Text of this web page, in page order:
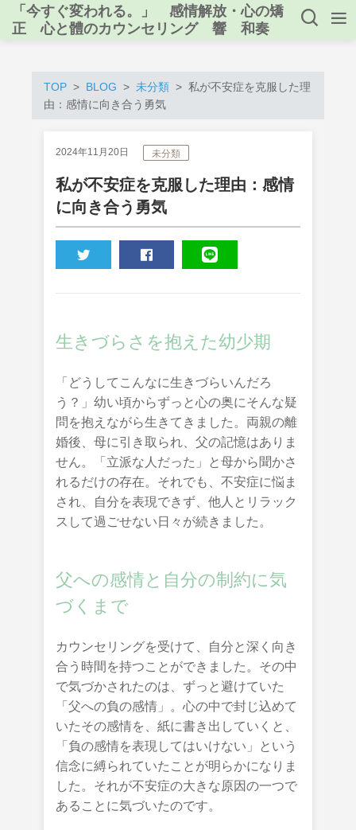
「今すぐ変われる。」 感情解放・心の矯
正 心と體のカウンセリング 響 和奏
TOP BLOG 未分類
私が不安症を克服した理
由：感情に向き合う勇気
2024年11月20日 未分類
私が不安症を克服した理由：感情
に向き合う勇気
生きづらさを抱えた幼少期
「どうしてこんなに生きづらいんだろ
う？」幼い頃からずっと心の奥にそんな疑
問を抱えながら生きてきました。両親の離
婚後、母に引き取られ、父の記憶はありま
せん。「立派な人だった」と母から聞かさ
れるだけの存在。それでも、不安症に悩ま
され、自分を表現できず、他人とリラック
スして過ごせない日々が続きました。
父への感情と自分の制約に気
づくまで
カウンセリングを受けて、自分と深く向き
合う時間を持つことができました。その中
で気づかされたのは、ずっと避けていた
「父への負の感情」。心の中で封じ込めて
いたその感情を、紙に書き出していくと、
「負の感情を表現してはいけない」という
信念に縛られていたことが明らかになりま
した。それが不安症の大きな原因の一つで
あることに気づいたのです。